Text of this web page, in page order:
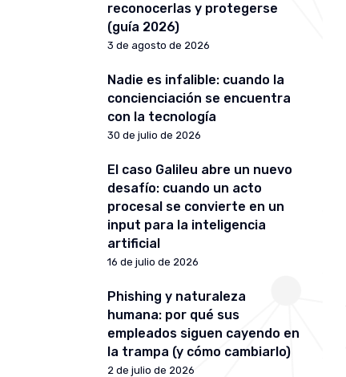
reconocerlas y protegerse
(guía 2026)
3 de agosto de 2026
Nadie es infalible: cuando la
concienciación se encuentra
con la tecnología
30 de julio de 2026
El caso Galileu abre un nuevo
desafío: cuando un acto
procesal se convierte en un
input para la inteligencia
artificial
16 de julio de 2026
Phishing y naturaleza
humana: por qué sus
empleados siguen cayendo en
la trampa (y cómo cambiarlo)
2 de julio de 2026